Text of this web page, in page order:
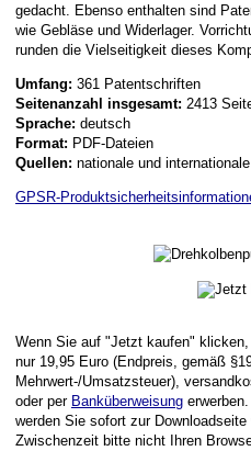
gedacht. Ebenso enthalten sind
wie Gebläse und Widerlager.
runden die Vielseitigkeit dieses
Umfang: 361 Patentschriften
Seitenanzahl insgesamt: 2413
Sprache: deutsch
Format: PDF-Dateien
Quellen: nationale und
GPSR-
Wenn Sie auf "Jetzt kaufen"
nur 19,95 Euro (Endpreis, gemäß
Mehrwert-/Umsatzsteuer),
oder per Banküberweisung
werden Sie sofort zur
Zwischenzeit bitte nicht Ihren